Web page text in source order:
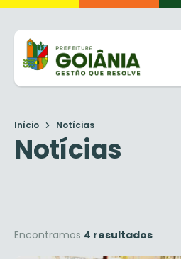
Início Notícias
Notícias
Encontramos 4 resultados